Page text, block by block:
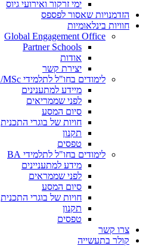
ימי זרקור ואירועי גיוס
הזדמנויות שאסור לפספס
חוויות בינלאומיות
Global Engagement Office
Partner Schools
אודות
יצירת קשר
לימודים בחו"ל לתלמידי MBA/MSc
מיידע למתענינים
לפני שממריאים
סיום המסע
חויות של בוגרי התכנית
תקנון
טפסים
לימודים בחו"ל לתלמידי BA
מידע למתעניינים
לפני שממראים
סיום המסע
חויות של בוגרי התכנית
תקנון
טפסים
צרו קשר
קולר בתעשייה